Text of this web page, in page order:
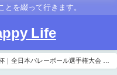
とを綴って行きます。
Life
｜全日本バレーボール選手権大会 都